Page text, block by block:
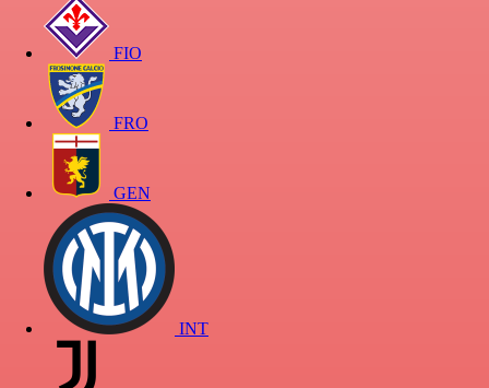
FIO
FRO
GEN
INT